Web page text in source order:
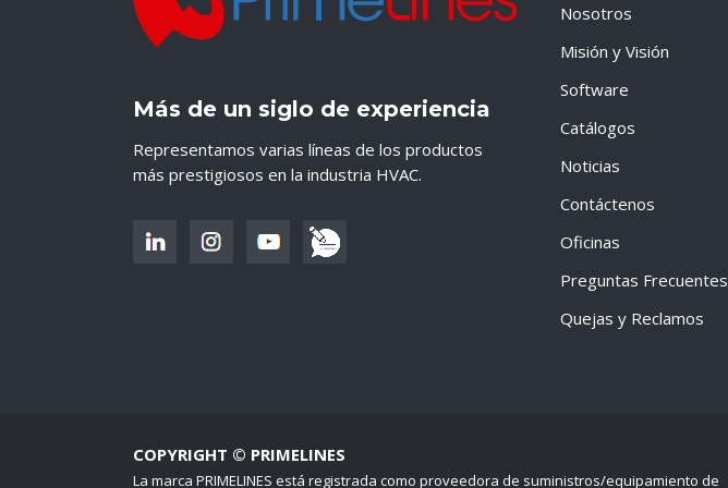
Más de un siglo de experiencia
Representamos varias líneas de los productos
más prestigiosos en la industria HVAC.
Nosotros
Misión y Visión
Software
Catálogos
Noticias
Contáctenos
Oficinas
Preguntas Frecuentes
Quejas y Reclamos
COPYRIGHT © PRIMELINES
La marca PRIMELINES está registrada como proveedora de suministros/equipamiento de